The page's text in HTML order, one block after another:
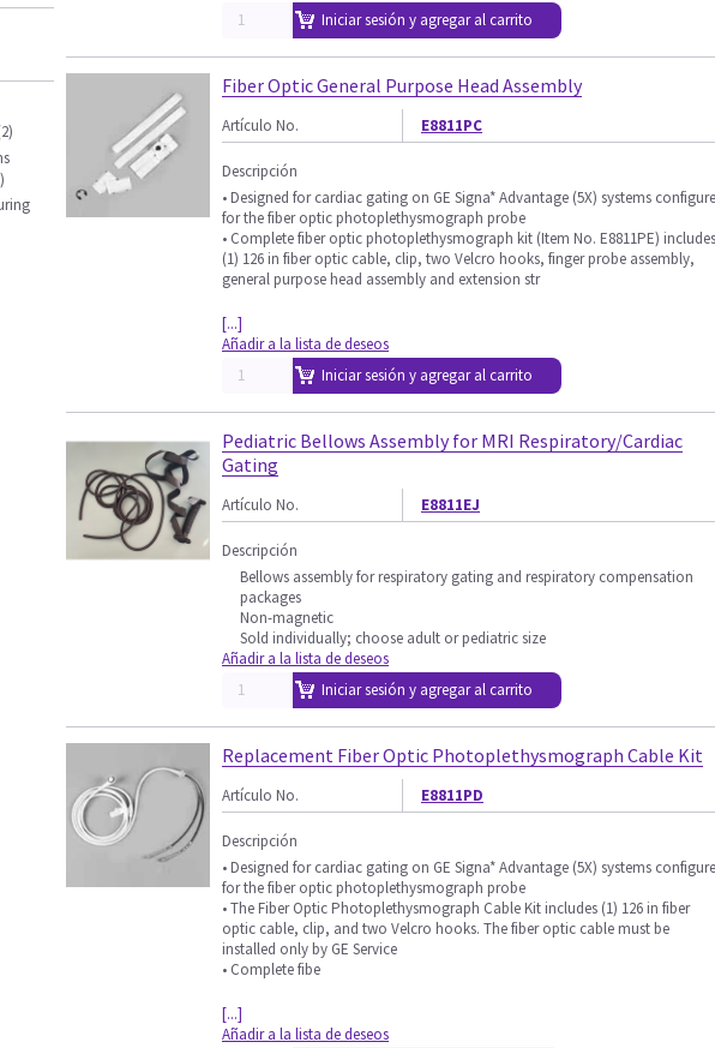
Iniciar sesión y agregar al carrito
Fiber Optic General Purpose Head Assembly
Artículo No. E8811PC
Descripción
• Designed for cardiac gating on GE Signa* Advantage (5X) systems
for the fiber optic photoplethysmograph probe
• Complete fiber optic photoplethysmograph kit (Item No. E8811PE) includes
(1) 126 in fiber optic cable, clip, two Velcro hooks, finger probe assembly,
general purpose head assembly and extension str
[...]
Añadir a la lista de deseos
Iniciar sesión y agregar al carrito
Pediatric Bellows Assembly for MRI Respiratory/Cardiac
Gating
Artículo No. E8811EJ
Descripción
Bellows assembly for respiratory gating and respiratory compensation
packages
Non-magnetic
Sold individually; choose adult or pediatric size
Añadir a la lista de deseos
Iniciar sesión y agregar al carrito
Replacement Fiber Optic Photoplethysmograph Cable Kit
Artículo No. E8811PD
Descripción
• Designed for cardiac gating on GE Signa* Advantage (5X) systems
for the fiber optic photoplethysmograph probe
• The Fiber Optic Photoplethysmograph Cable Kit includes (1) 126 in fiber
optic cable, clip, and two Velcro hooks. The fiber optic cable must be
installed only by GE Service
• Complete fibe
[...]
Añadir a la lista de deseos